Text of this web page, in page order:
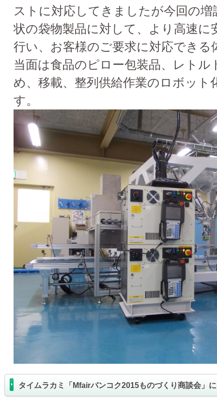
ストに対応してきましたが今回の
状の袋物製品に対して、より高速に
行い、お客様のご要求に対応できる
当面は食品のピロー包装品、レト
め、移載、整列供給作業のロボット
す。
タイムラカミ「Mfairバンコク2015ものづくり商談会」